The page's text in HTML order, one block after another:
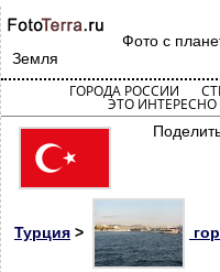
Фото с
Земля
ГОРОДА РОССИИ
ЭТО ИНТЕРЕСНО
Турция >